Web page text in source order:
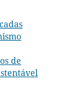
de